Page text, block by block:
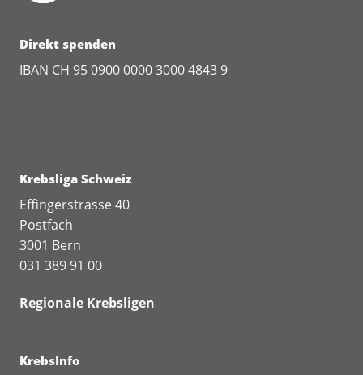
Direkt spenden
IBAN CH 95 0900 0000 3000 4843 9
Krebsliga Schweiz
Effingerstrasse 40
Postfach
3001 Bern
031 389 91 00
Regionale Krebsligen
KrebsInfo